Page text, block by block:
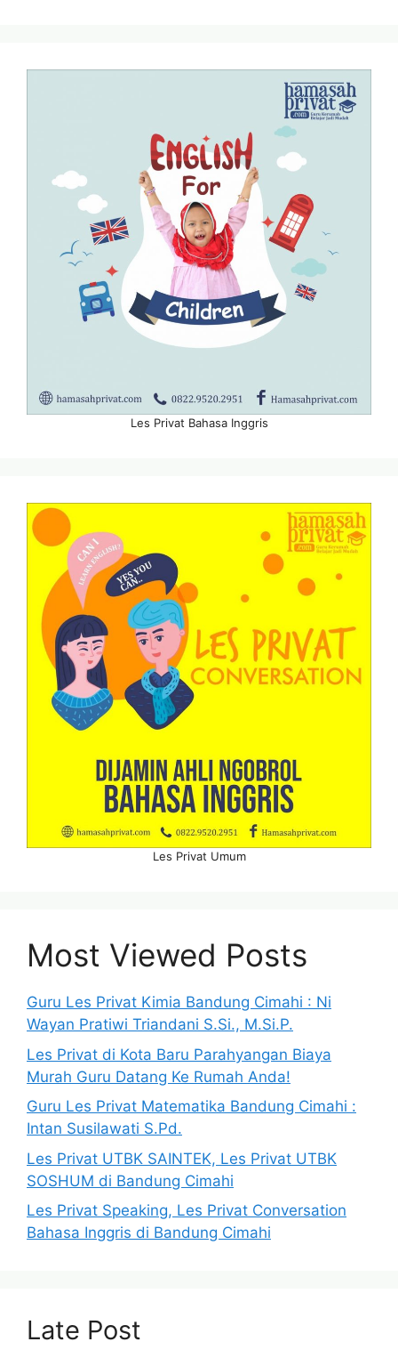
Les Privat Bahasa Inggris
Les Privat Umum
Most Viewed Posts
Guru Les Privat Kimia Bandung Cimahi : Ni
Wayan Pratiwi Triandani S.Si., M.Si.P.
Les Privat di Kota Baru Parahyangan Biaya
Murah Guru Datang Ke Rumah Anda!
Guru Les Privat Matematika Bandung Cimahi :
Intan Susilawati S.Pd.
Les Privat UTBK SAINTEK, Les Privat UTBK
SOSHUM di Bandung Cimahi
Les Privat Speaking, Les Privat Conversation
Bahasa Inggris di Bandung Cimahi
Late Post